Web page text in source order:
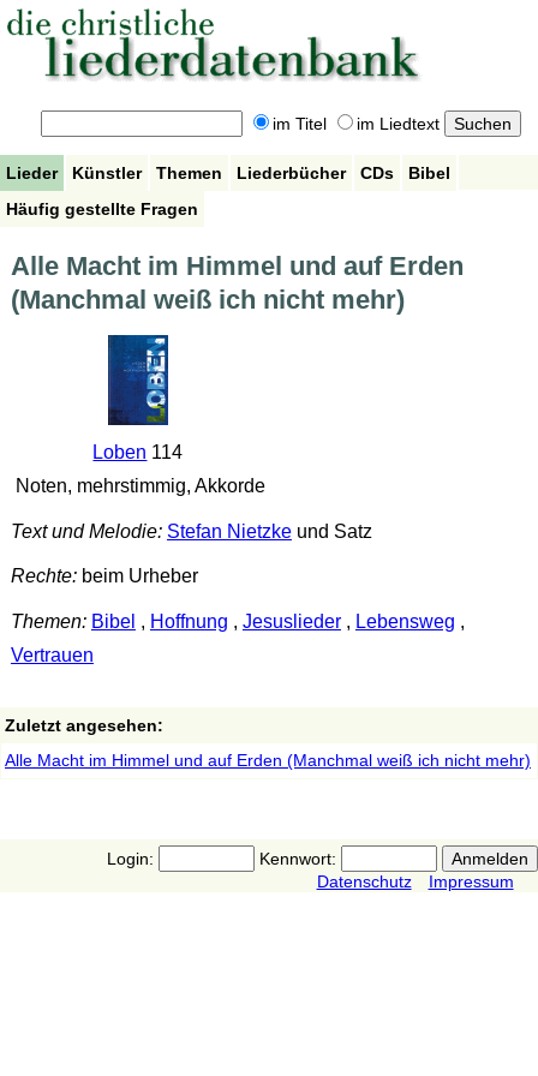
im Titel im Liedtext
Lieder Künstler Themen Liederbücher CDs
Bibel
Häufig gestellte Fragen
Alle Macht im Himmel und auf Erden
(Manchmal weiß ich nicht mehr)
Loben 114
Noten, mehrstimmig, Akkorde
Text und Melodie: Stefan Nietzkeund Satz
Rechte:beim Urheber
Themen: Bibel , Hoffnung , Jesuslieder, Lebensweg ,
Vertrauen
Zuletzt angesehen:
Alle Macht im Himmel und auf Erden (Manchmal weiß ich nicht mehr)
Login:
Kennwort:
Datenschutz
Impressum